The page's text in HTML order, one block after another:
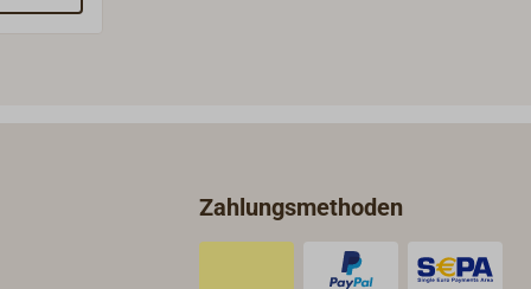
und
Zahlungsmethoden